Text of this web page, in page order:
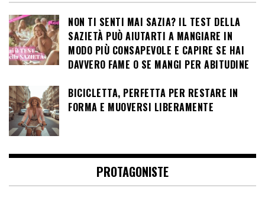
NON TI SENTI MAI SAZIA? IL TEST DELLA
SAZIETÀ PUÒ AIUTARTI A MANGIARE IN
MODO PIÙ CONSAPEVOLE E CAPIRE SE HAI
DAVVERO FAME O SE MANGI PER ABITUDINE
BICICLETTA, PERFETTA PER RESTARE IN
FORMA E MUOVERSI LIBERAMENTE
PROTAGONISTE